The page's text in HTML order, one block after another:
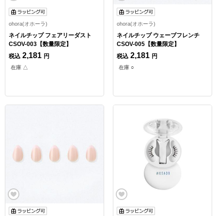
ohora(オホーラ)
ネイルチップ フェアリーダスト
CSOV-003【数量限定】
税込 2,181 円
在庫 △
ohora(オホーラ)
ネイルチップ ウェーブフレンチ
CSOV-005【数量限定】
税込 2,181 円
在庫 ○